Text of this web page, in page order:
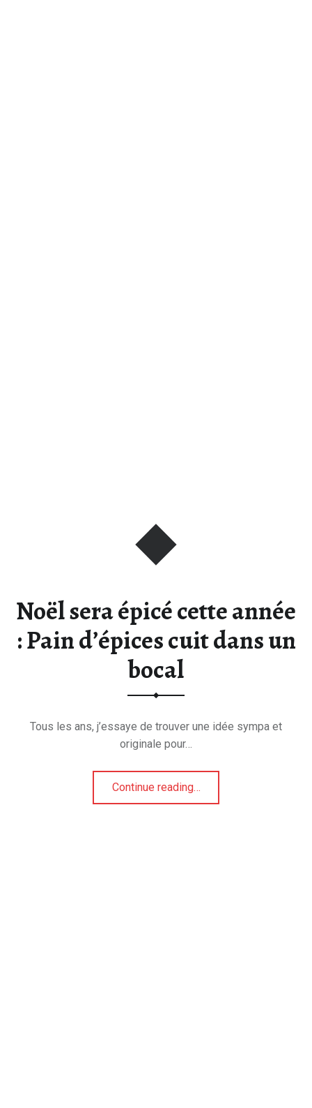
Noël sera épicé cette année
: Pain d’épices cuit dans un
bocal
Tous les ans, j’essaye de trouver une idée sympa et
originale pour…
Continue reading“Noël sera épicé cette année : Pain d’épices cuit dans un bocal”
…